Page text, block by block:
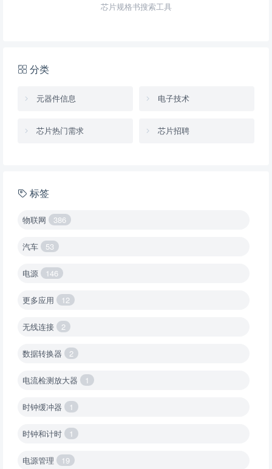
芯片规格书搜索工具
分类
元器件信息 电子技术
芯片热门需求 芯片招聘
标签
物联网 386
汽车 53
电源 146
更多应用 12
无线连接 2
数据转换器 2
电流检测放大器 1
时钟缓冲器 1
时钟和计时 1
电源管理 19